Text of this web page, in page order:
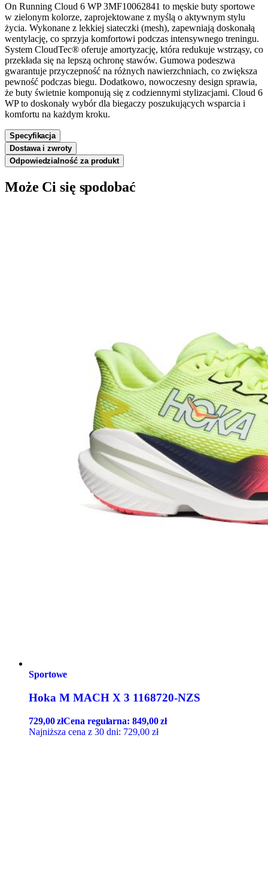
On Running Cloud 6 WP 3MF10062841 to męskie buty sportowe
w zielonym kolorze, zaprojektowane z myślą o aktywnym stylu
życia. Wykonane z lekkiej siateczki (mesh), zapewniają doskonałą
wentylację, co sprzyja komfortowi podczas intensywnego treningu.
System CloudTec® oferuje amortyzację, która redukuje wstrząsy, co
przekłada się na lepszą ochronę stawów. Gumowa podeszwa
gwarantuje przyczepność na różnych nawierzchniach, co zwiększa
pewność podczas biegu. Dodatkowo, nowoczesny design sprawia,
że buty świetnie komponują się z codziennymi stylizacjami. Cloud 6
WP to doskonały wybór dla biegaczy poszukujących wsparcia i
komfortu na każdym kroku.
Specyfikacja
Dostawa i zwroty
Odpowiedzialność za produkt
Może Ci się spodobać
Sportowe
Hoka M MACH X 3 1168720-NZS
729,00złCena regularna:849,00zł
Najniższa cena z 30 dni: 729,00 zł